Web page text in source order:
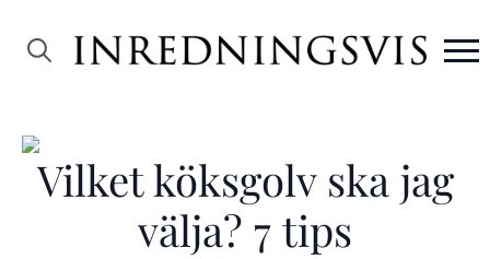
Vilket köksgolv ska jag
välja? 7 tips